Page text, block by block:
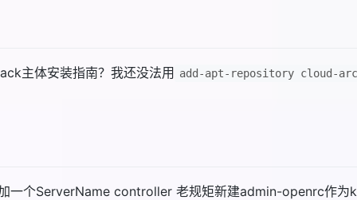
主体安装指南？我还没法用 add-apt-repository cloud-
一个ServerName controller 老规矩新建admin-openrc作为